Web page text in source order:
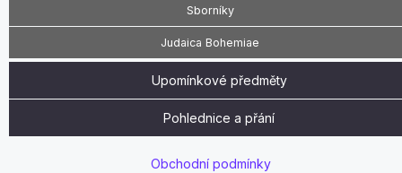
Sborníky
Judaica Bohemiae
Upomínkové předměty
Pohlednice a přání
Obchodní podmínky